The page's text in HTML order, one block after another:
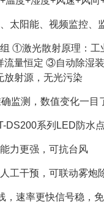
太阳能、视频监控、
①激光散射原理：
流量恒定 ③自动除湿
放射源，无光污染
监测，数值变化一目
DS200系列LED防水
力更强，可抗台风
工干预，可联动雾
，速率更快信号稳，